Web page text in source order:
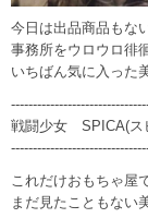
今日は出品商品もな
事務所をウロウロ徘
いちばん気に入った
戦闘少女 SPICA(ス
これだけおもちゃ屋
まだ見たこともない